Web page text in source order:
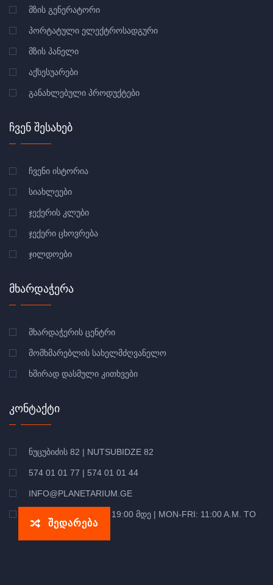
ᲛᲖᲘᲡ ᲒᲔᲜᲔᲠᲐᲢᲝᲠᲘ
ᲞᲝᲠᲢᲐᲢᲣᲚᲘ ᲔᲚᲔᲥᲢᲠᲝᲡᲐᲓᲒᲣᲠᲘ
ᲛᲖᲘᲡ ᲞᲐᲜᲔᲚᲘ
ᲐᲥᲡᲔᲡᲣᲐᲠᲔᲑᲘ
ᲒᲐᲜᲐᲮᲚᲔᲑᲣᲚᲘ ᲞᲠᲝᲓᲣᲥᲢᲔᲑᲘ
ᲩᲕᲔᲜ ᲨᲔᲡᲐᲮᲔᲑ
ᲩᲕᲔᲜᲘ ᲘᲡᲢᲝᲠᲘᲐ
ᲡᲘᲐᲮᲚᲔᲔᲑᲘ
ᲯᲔᲥᲔᲠᲘᲡ ᲙᲚᲣᲑᲘ
ᲯᲔᲥᲔᲠᲘ ᲪᲮᲝᲕᲠᲔᲑᲐ
ᲯᲘᲚᲓᲝᲔᲑᲘ
ᲛᲮᲐᲠᲓᲐᲭᲔᲠᲐ
ᲛᲮᲐᲠᲓᲐᲭᲔᲠᲘᲡ ᲪᲔᲜᲢᲠᲘ
ᲛᲝᲛᲮᲛᲐᲠᲔᲑᲚᲘᲡ ᲡᲐᲮᲔᲚᲛᲫᲦᲕᲐᲜᲔᲚᲝ
ᲮᲨᲘᲠᲐᲓ ᲓᲐᲡᲛᲣᲚᲘ ᲙᲘᲗᲮᲕᲔᲑᲘ
ᲙᲝᲜᲢᲐᲥᲢᲘ
ᲜᲣᲪᲣᲑᲘᲫᲘᲡ 82 | NUTSUBIDZE 82
574 01 01 77 | 574 01 01 44
INFO@PLANETARIUM.GE
ᲝᲠᲨ-ᲞᲐᲠ: 11:00 ᲓᲐᲜ 19:00 ᲛᲓᲔ | MON-FRI: 11:00 A.M. TO
7:00 P.M
შედარება